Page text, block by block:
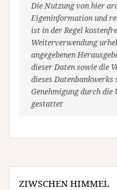
Die Nutzung von hier
Eigeninformation und
ist in der Regel
Weiterverwendung
angegebenen
dieser Daten sowie die
dieses
Genehmigung durch
gestattet
ZIWSCHEN HIMMEL